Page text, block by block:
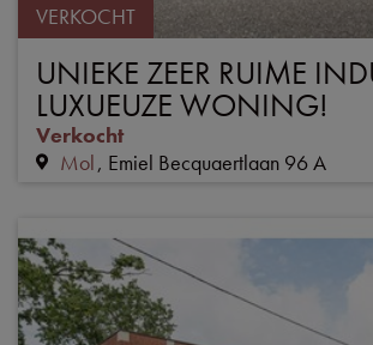
VERKOCHT
UNIEKE ZEER RUIME
LUXUEUZE WONING!
Verkocht
Mol Emiel Becquaertlaan 96 A